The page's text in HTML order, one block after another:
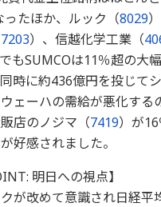
ったほか、ルック（8029
7203）、信越化学工業（
もSUMCOは11％超の大
時に約436億円を投じて
ェーハの需給が悪化す
店のノジマ（7419）が
好感されました。
明日への視点】
が改めて意識され日経